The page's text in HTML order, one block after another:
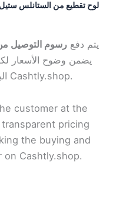
يتم دفع رسوم التوصيل
يضمن وضوح الأسعار
البيع والشراء سهلة وعادلة على منصة Cashtly.shop.
customer at the
pricing
the buying and
on Cashtly.shop.